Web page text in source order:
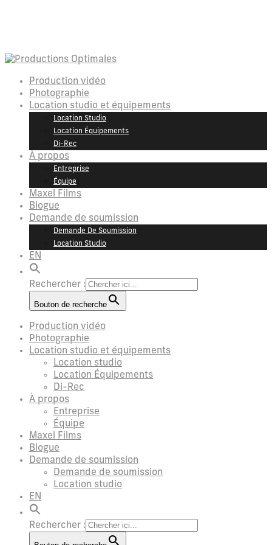
Production vidéo
Photographie
Location studio et équipements
Location Studio
Location Équipements
Di-Rec
À propos
Entreprise
Équipe
Maxel Films
Blogue
Demande de soumission
Demande De Soumission
Location Studio
EN
Rechercher :
Bouton de recherche
Production vidéo
Photographie
Location studio et équipements
Location studio
Location Équipements
Di-Rec
À propos
Entreprise
Équipe
Maxel Films
Blogue
Demande de soumission
Demande de soumission
Location studio
EN
Rechercher :